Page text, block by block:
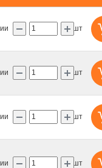
шт
шт
шт
шт